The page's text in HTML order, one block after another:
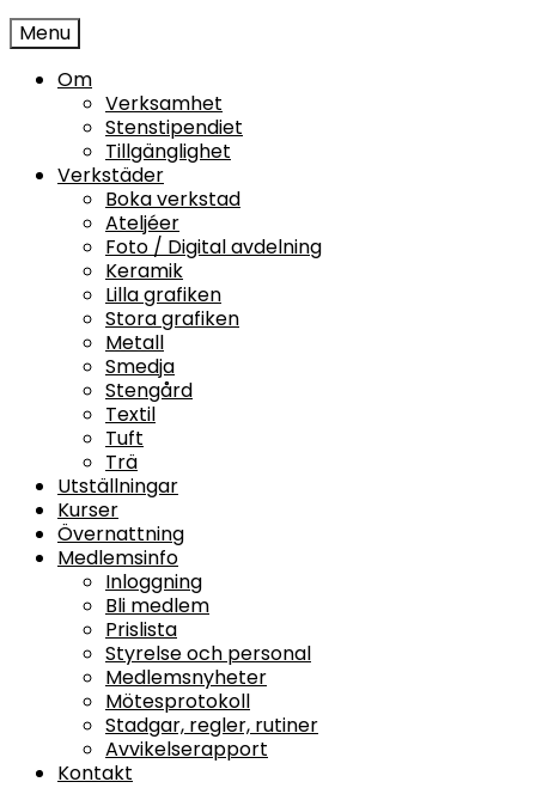
Menu
Om
Verksamhet
Stenstipendiet
Tillgänglighet
Verkstäder
Boka verkstad
Ateljéer
Foto / Digital avdelning
Keramik
Lilla grafiken
Stora grafiken
Metall
Smedja
Stengård
Textil
Tuft
Trä
Utställningar
Kurser
Övernattning
Medlemsinfo
Inloggning
Bli medlem
Prislista
Styrelse och personal
Medlemsnyheter
Mötesprotokoll
Stadgar, regler, rutiner
Avvikelserapport
Kontakt